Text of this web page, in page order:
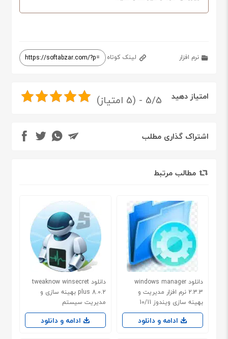
نرم افزار لینک کوتاه
امتیاز دهید 5/5 - (5 امتیاز)
اشتراک گذاری مطلب
مطالب مرتبط
دانلود windows manager
2.3.3 نرم افزار مدیریت و
بهینه سازی ویندوز 10/11
ادامه و دانلود
دانلود tweaknow winsecret
plus 8.0.2 بهینه سازی و
مدیریت سیستم
ادامه و دانلود